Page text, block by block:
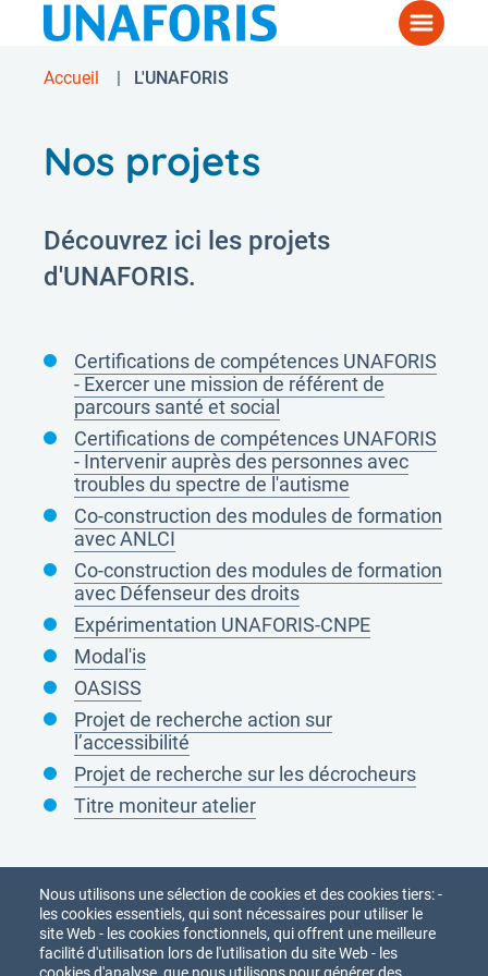
principal
Menu
Fil
d'Ariane
Accueil L'UNAFORIS
Nos projets
Découvrez ici les projets
d'UNAFORIS.
Certifications de compétences UNAFORIS
- Exercer une mission de référent de
parcours santé et social
Certifications de compétences UNAFORIS
- Intervenir auprès des personnes avec
troubles du spectre de l'autisme
Co-construction des modules de formation
avec ANLCI
Co-construction des modules de formation
avec Défenseur des droits
Expérimentation UNAFORIS-CNPE
Modal'is
OASISS
Projet de recherche action sur
l’accessibilité
Projet de recherche sur les décrocheurs
Titre moniteur atelier
Partager
Nous utilisons une sélection de cookies et des cookies tiers: -
les cookies essentiels, qui sont nécessaires pour utiliser le
site Web - les cookies fonctionnels, qui offrent une meilleure
facilité d'utilisation lors de l'utilisation du site Web - les